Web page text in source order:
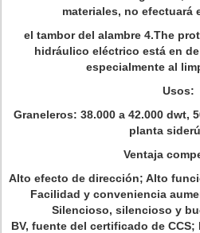
materiales, no efectuará
el tambor del alambre 4.The
hidráulico eléctrico está en
especialmente al
Usos:
Graneleros: 38.000 a 42.000 dwt,
planta
Ventaja
Alto efecto de dirección; Alto
Facilidad y conveniencia
Silencioso, silencioso y
BV, fuente del certificado de